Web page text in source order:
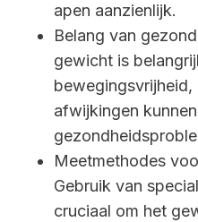
apen aanzienlijk.
Belang van
gewicht is
bewegingsvrijheid,
afwijkingen
Meetmethodes
Gebruik van
cruciaal om het